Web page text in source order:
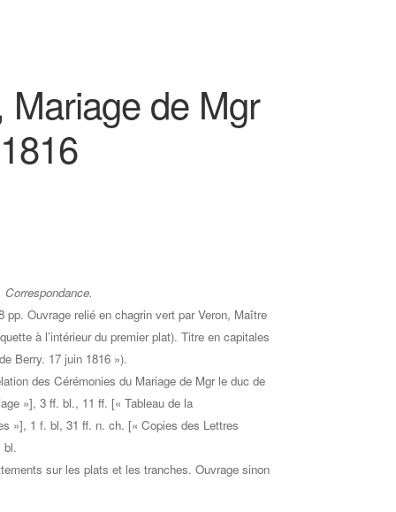
de Mgr
Ouvrage relié en chagrin vert par Veron, Maître
à l’intérieur du premier plat). Titre en capitales
Berry. 17 juin 1816 »).
des Cérémonies du Mariage de Mgr le duc de
»], 3 ff. bl., 11 ff. [« Tableau de la
»], 1 f. bl, 31 ff. n. ch. [« Copies des Lettres
bl.
sur les plats et les tranches. Ouvrage sinon